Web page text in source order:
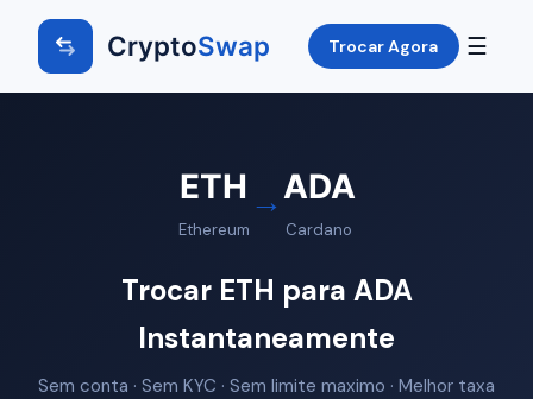
CryptoSwap Trocar Agora ☰
ETH
Ethereum
→ADA
Cardano
Trocar ETH para ADA
Instantaneamente
Sem conta · Sem KYC · Sem limite maximo · Melhor taxa